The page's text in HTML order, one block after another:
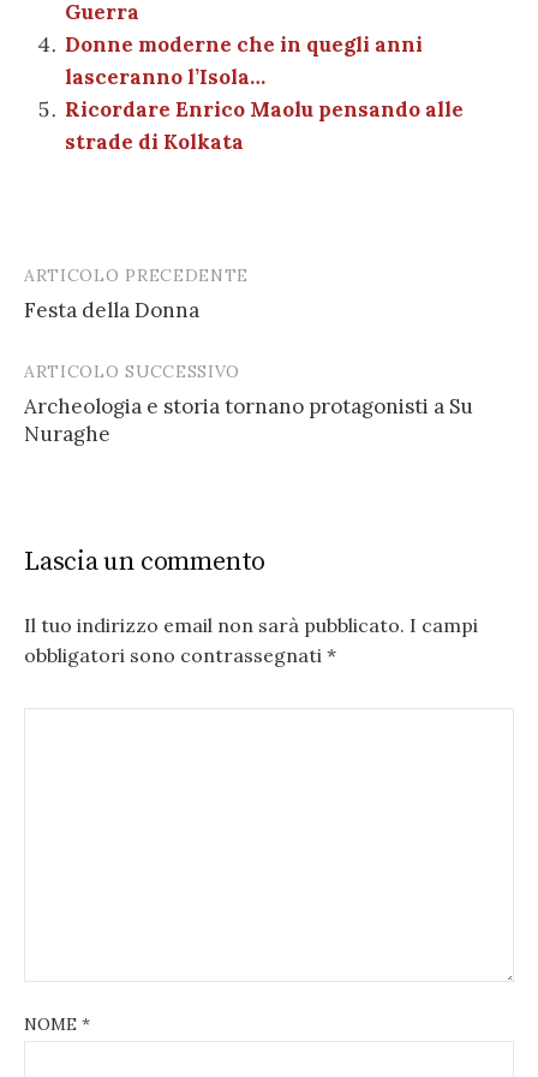
Guerra
Donne moderne che in quegli anni
lasceranno l’Isola…
Ricordare Enrico Maolu pensando alle
strade di Kolkata
Post
navigation
ARTICOLO PRECEDENTE
Festa della Donna
ARTICOLO SUCCESSIVO
Archeologia e storia tornano protagonisti a Su
Nuraghe
Lascia un commento
Il tuo indirizzo email non sarà pubblicato. I campi
obbligatori sono contrassegnati *
NOME *